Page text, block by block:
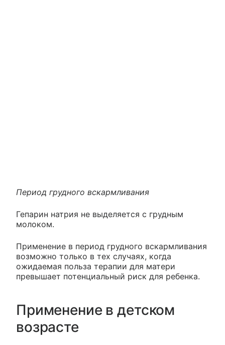
Период грудного вскармливания
Гепарин натрия не выделяется с грудным
молоком.
Применение в период грудного вскармливания
возможно только в тех случаях, когда
ожидаемая польза терапии для матери
превышает потенциальный риск для ребенка.
Применение в детском
возрасте